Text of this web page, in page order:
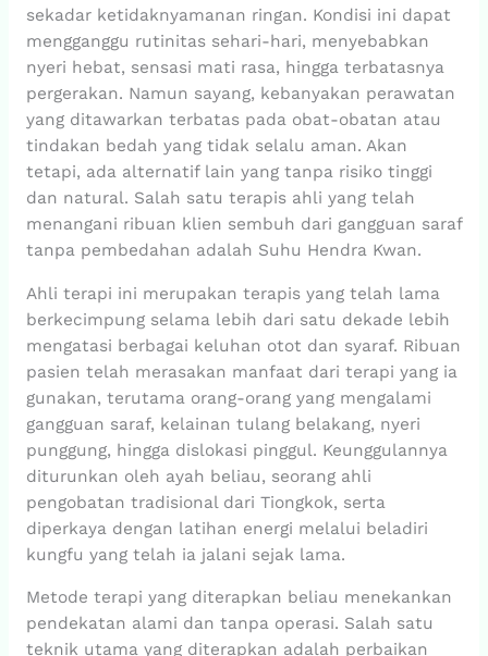
sekadar ketidaknyamanan ringan. Kondisi ini dapat
mengganggu rutinitas sehari-hari, menyebabkan
nyeri hebat, sensasi mati rasa, hingga terbatasnya
pergerakan. Namun sayang, kebanyakan perawatan
yang ditawarkan terbatas pada obat-obatan atau
tindakan bedah yang tidak selalu aman. Akan
tetapi, ada alternatif lain yang tanpa risiko tinggi
dan natural. Salah satu terapis ahli yang telah
menangani ribuan klien sembuh dari gangguan saraf
tanpa pembedahan adalah Suhu Hendra Kwan.
Ahli terapi ini merupakan terapis yang telah lama
berkecimpung selama lebih dari satu dekade lebih
mengatasi berbagai keluhan otot dan syaraf. Ribuan
pasien telah merasakan manfaat dari terapi yang ia
gunakan, terutama orang-orang yang mengalami
gangguan saraf, kelainan tulang belakang, nyeri
punggung, hingga dislokasi pinggul. Keunggulannya
diturunkan oleh ayah beliau, seorang ahli
pengobatan tradisional dari Tiongkok, serta
diperkaya dengan latihan energi melalui beladiri
kungfu yang telah ia jalani sejak lama.
Metode terapi yang diterapkan beliau menekankan
pendekatan alami dan tanpa operasi. Salah satu
teknik utama yang diterapkan adalah perbaikan